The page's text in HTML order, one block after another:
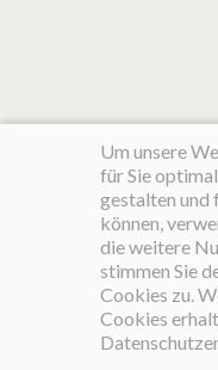
Um unsere
für Sie
gestalten und
können,
die weitere
stimmen Sie
Cookies zu.
Cookies